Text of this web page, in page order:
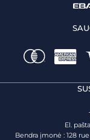
El.
Bendra įmonė : 128